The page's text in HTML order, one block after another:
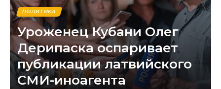
ПОЛИТИКА
Уроженец Кубани Олег
Дерипаска оспаривает
публикации латвийского
СМИ-иноагента